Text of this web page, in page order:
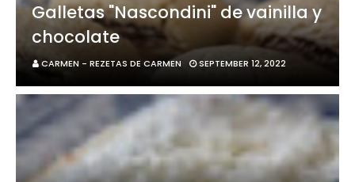
Galletas "Nascondini" de vainilla y
chocolate
CARMEN - REZETAS DE CARMEN SEPTEMBER 12, 2022